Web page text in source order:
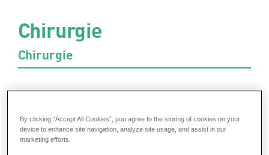
Chirurgie
Chirurgie
bis
27.09.2026
Referentin: Dr. Cécile-Simone Alexander
Referent: Dr. Felix Lackmann
By clicking “Accept All Cookies”, you agree to the storing of cookies on your
device to enhance site navigation, analyze site usage, and assist in our
marketing efforts.